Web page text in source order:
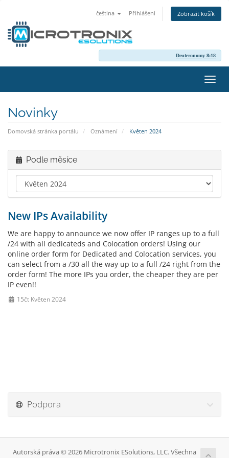
čeština Přihlášení Zobrazit košík
Deuteronomy 8:18
Novinky
Domovská stránka portálu Oznámení Květen 2024
Podle měsíce
New IPs Availability
We are happy to announce we now offer IP ranges up to a full
/24 with all dedicateds and Colocation orders! Using our
online order form for Dedicated and Colocation services, you
can select from a /30 all the way up to a full /24 right from the
order form! The more IPs you order, the cheaper they are per
IP even!!
15čt Květen 2024
Podpora
Autorská práva © 2026 Microtronix ESolutions, LLC. Všechna